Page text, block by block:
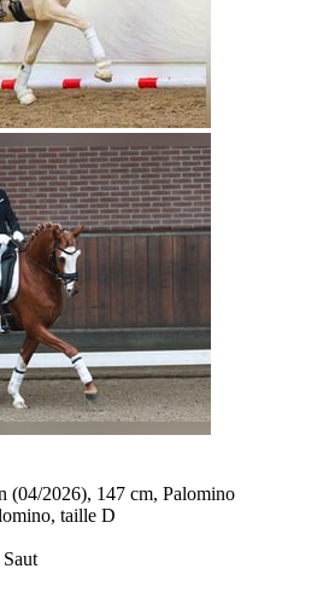
(04/2026), 147 cm, Palomino
taille D